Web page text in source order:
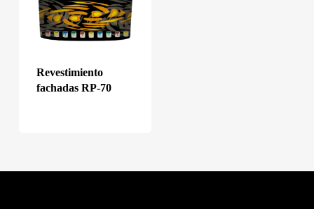
Revestimiento
fachadas RP-70